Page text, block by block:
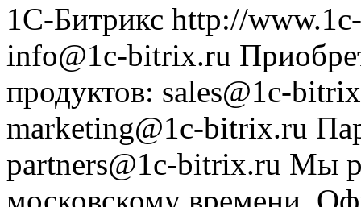
1С-Битрикс http://
info@1c-bitrix.ru
продуктов: sales@1c-
marketing@1c-bitrix.ru
partners@1c-bitrix.ru Мы
московскому времени.